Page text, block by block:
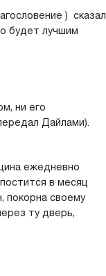
)
будет лучшим
ни его
Дайлами).
ежедневно
в месяц
покорна своему
ту дверь,